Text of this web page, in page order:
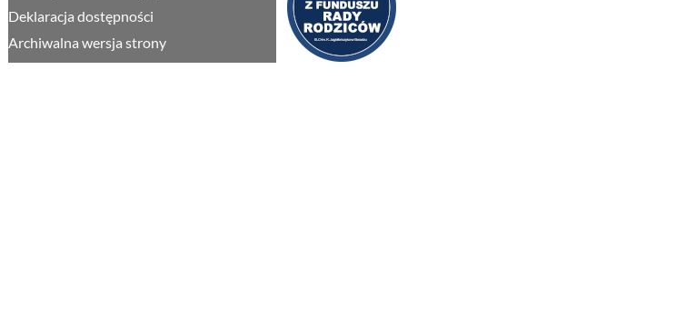
Deklaracja dostępności
Archiwalna wersja strony